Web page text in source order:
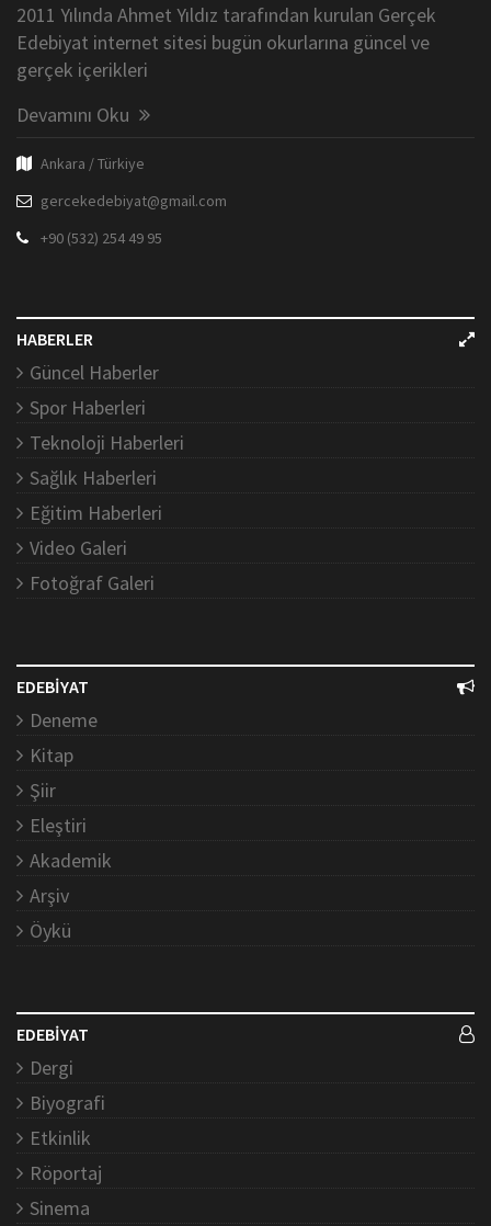
2011 Yılında Ahmet Yıldız tarafından kurulan Gerçek
Edebiyat internet sitesi bugün okurlarına güncel ve
gerçek içerikleri
Devamını Oku
Ankara / Türkiye
gercekedebiyat@gmail.com
+90 (532) 254 49 95
HABERLER
Güncel Haberler
Spor Haberleri
Teknoloji Haberleri
Sağlık Haberleri
Eğitim Haberleri
Video Galeri
Fotoğraf Galeri
EDEBİYAT
Deneme
Kitap
Şiir
Eleştiri
Akademik
Arşiv
Öykü
EDEBİYAT
Dergi
Biyografi
Etkinlik
Röportaj
Sinema